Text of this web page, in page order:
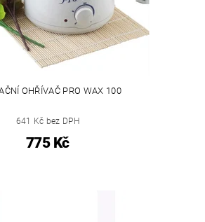
OHŘÍVAČ PRO WAX 100
641 Kč bez DPH
775 Kč